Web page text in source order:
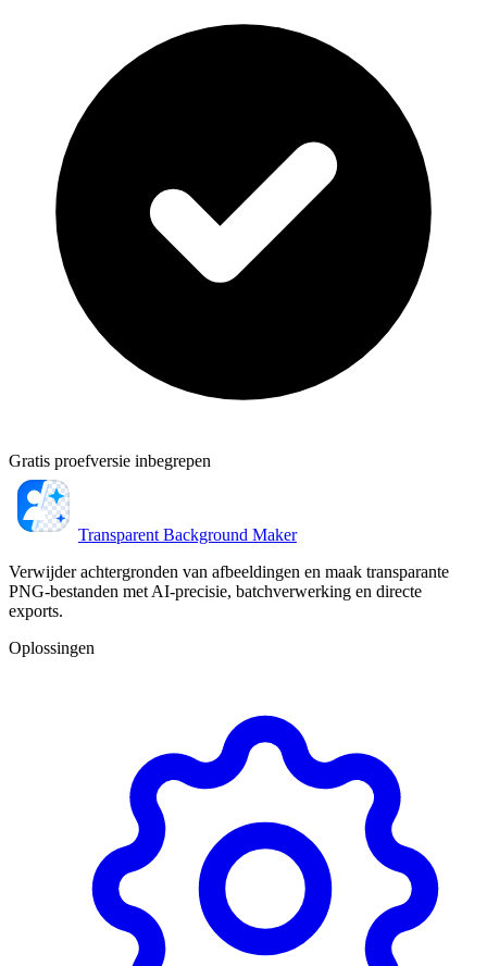
Gratis proefversie inbegrepen
Transparent Background Maker
Verwijder achtergronden van afbeeldingen en maak transparante
PNG-bestanden met AI-precisie, batchverwerking en directe
exports.
Oplossingen